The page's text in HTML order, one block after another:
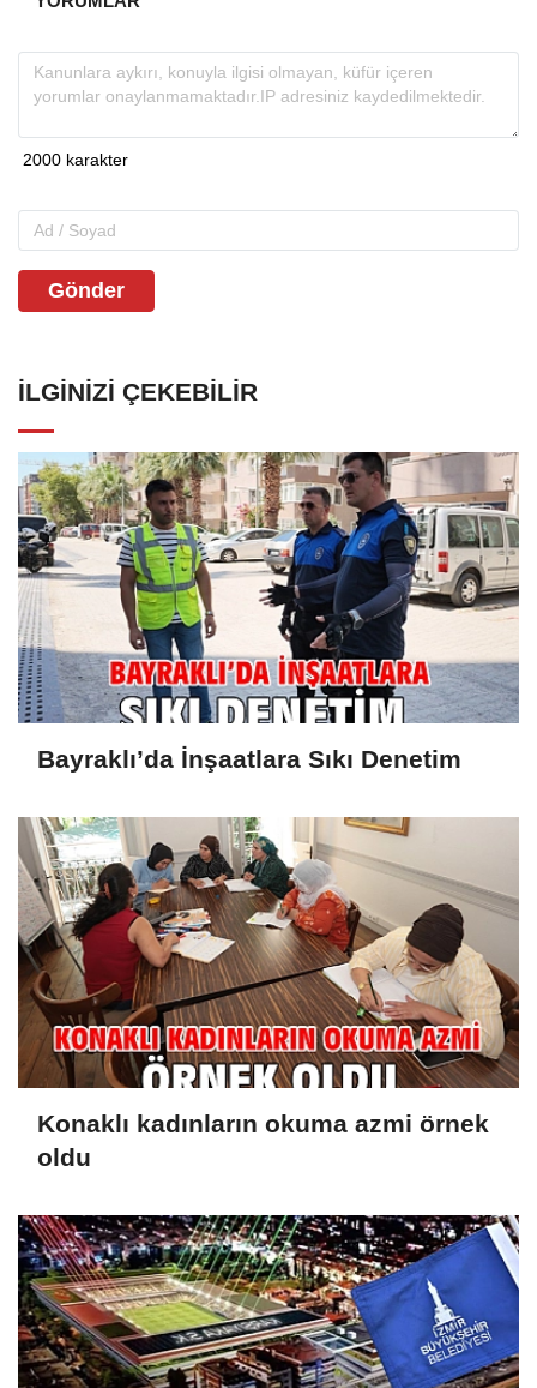
Gönder
İLGINIZI ÇEKEBILIR
Bayraklı’da İnşaatlara Sıkı Denetim
Konaklı kadınların okuma azmi örnek
oldu